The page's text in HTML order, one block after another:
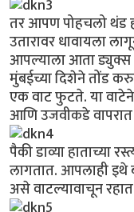
तर आपण पोहचलो थंड
उतारावर धावायला
आपल्याला आता ड्युक्स
मुंबईच्या दिशेने तोंड
एक वाट फुटते. या
आणि उजवीकडे
पैकी डाव्या हाताच्या
लागतात. आपलाही
असे वाटल्यावाचून रहात